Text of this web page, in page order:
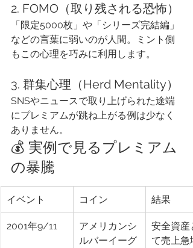
2. FOMO（取り残される恐怖）
「限定5000枚」や「シリーズ完結編」
などの言葉に弱いのが人間。ミント側
もこの心理を巧みに利用します。
3. 群集心理（Herd Mentality）
SNSやニュースで取り上げられた途端
にプレミアムが跳ね上がる例は少なく
ありません。
💰 実例で見るプレミアム
の暴騰
イベント コイン 結果
2001年9/11
アメリカンシ
ルバーイーグ
安全資産
て売上急